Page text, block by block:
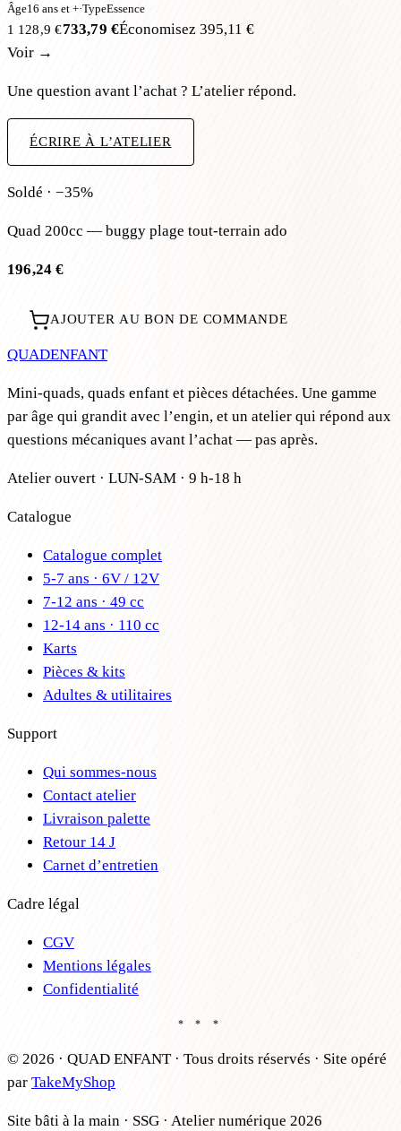
Âge16 ans et +·TypeEssence
1 128,9 €733,79 €Économisez395,11 €
Voir →
Une question avant l’achat ? L’atelier répond.
ÉCRIRE À L’ATELIER
Soldé · −35%
Quad 200cc — buggy plage tout-terrain ado
196,24 €
AJOUTER AU BON DE COMMANDE
QUADENFANT
Mini-quads, quads enfant et pièces détachées. Une gamme
par âge qui grandit avec l’engin, et un atelier qui répond aux
questions mécaniques avant l’achat — pas après.
Atelier ouvert · LUN-SAM · 9 h-18 h
Catalogue
Catalogue complet
5-7 ans · 6V / 12V
7-12 ans · 49 cc
12-14 ans · 110 cc
Karts
Pièces & kits
Adultes & utilitaires
Support
Qui sommes-nous
Contact atelier
Livraison palette
Retour 14 J
Carnet d’entretien
Cadre légal
CGV
Mentions légales
Confidentialité
* * *
© 2026 · QUAD ENFANT · Tous droits réservés · Site opéré
par TakeMyShop
Site bâti à la main · SSG · Atelier numérique 2026